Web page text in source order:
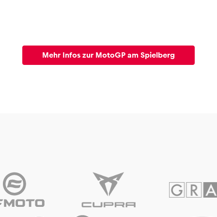
Mehr Infos zur MotoGP am Spielberg